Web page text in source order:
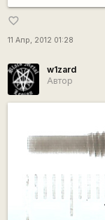
favorite_border
11 Апр, 2012 01:28
w1zard
Автор